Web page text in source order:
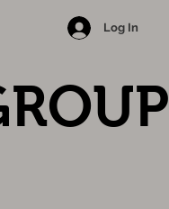
Log In